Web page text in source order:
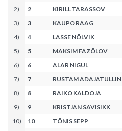
2) 2
KIRILL TARASSOV
3) 3
KAUPO RAAG
4) 4
LASSE NÕLVIK
5) 5
MAKSIM FAZÕLOV
6) 6
ALAR NIGUL
7) 7
RUSTAM ADAJATULLIN
8) 8
RAIKO KALDOJA
9) 9
KRISTJAN SAVISIKK
10) 10
TÕNIS SEPP